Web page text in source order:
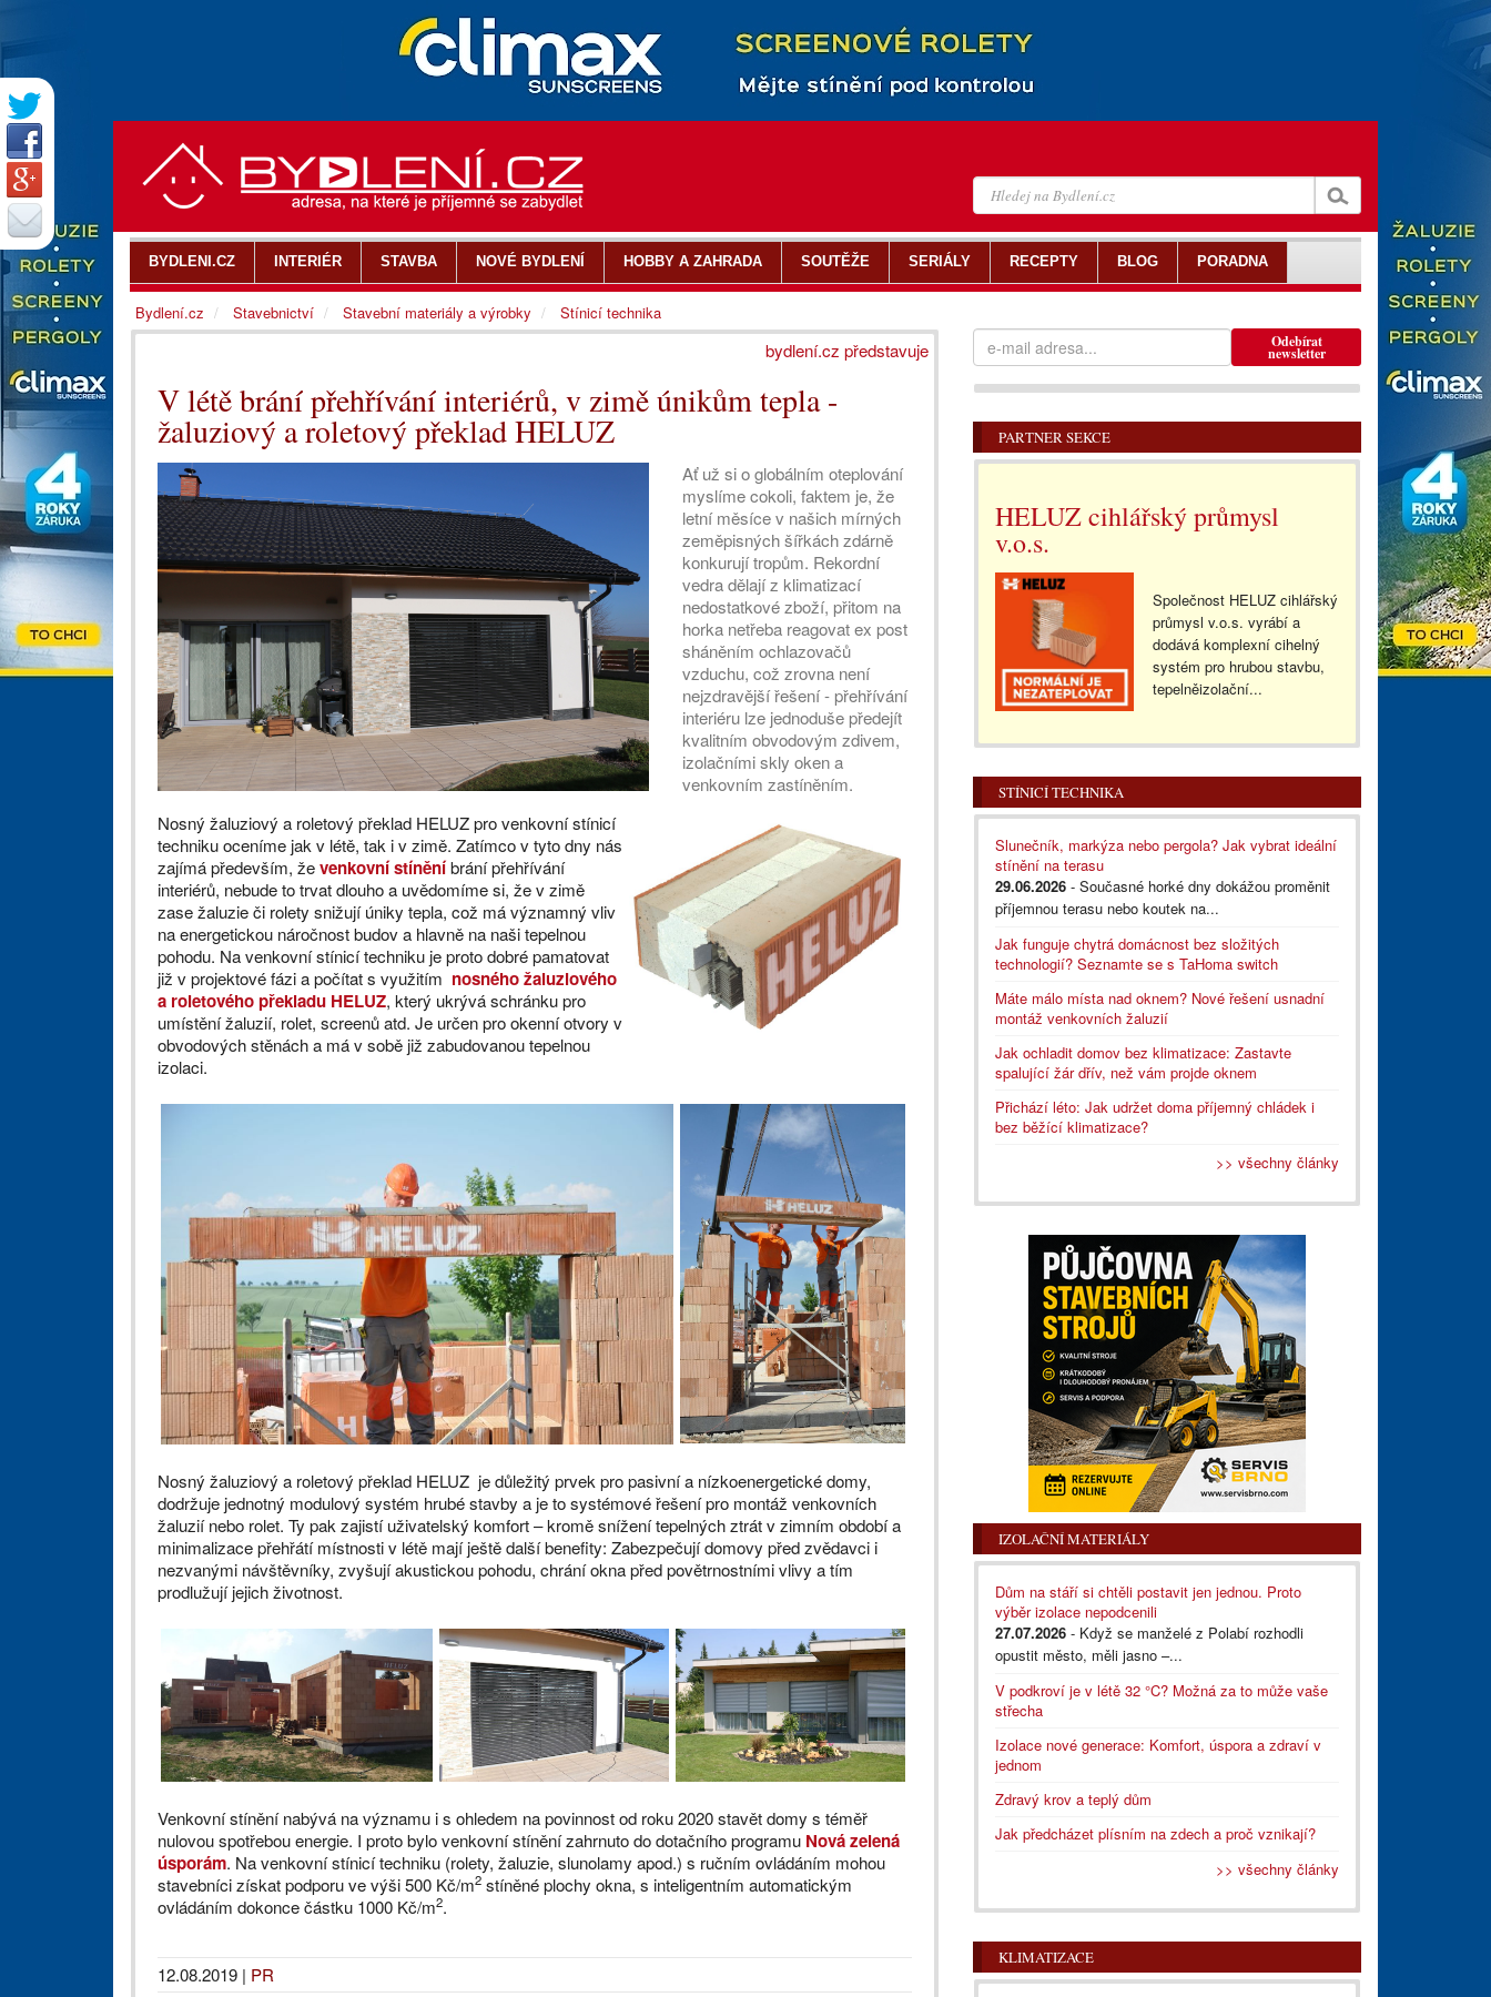
bydlení.cz představuje
V létě brání přehřívání interiérů, v zimě únikům tepla -
žaluziový a roletový překlad HELUZ
Ať už si o globálním oteplování
myslíme cokoli, faktem je, že
letní měsíce v našich mírných
zeměpisných šířkách zdárně
konkurují tropům. Rekordní
vedra dělají z klimatizací
nedostatkové zboží, přitom na
horka netřeba reagovat ex post
sháněním ochlazovačů
vzduchu, což zrovna není
nejzdravější řešení - přehřívání
interiéru lze jednoduše předejít
kvalitním obvodovým zdivem,
izolačními skly oken a
venkovním zastíněním.
Nosný žaluziový a roletový překlad HELUZ pro venkovní stínicí
techniku oceníme jak v létě, tak i v zimě. Zatímco v tyto dny nás
zajímá především, ževenkovní stíněníbrání přehřívání
interiérů, nebude to trvat dlouho a uvědomíme si, že v zimě
zase žaluzie či rolety snižují úniky tepla, což má významný vliv
na energetickou náročnost budov a hlavně na naši tepelnou
pohodu. Na venkovní stínicí techniku je proto dobré pamatovat
již v projektové fázi a počítat s využitím nosného žaluziového
a roletového překladu HELUZ, který ukrývá schránku pro
umístění žaluzií, rolet, screenů atd. Je určen pro okenní otvory v
obvodových stěnách a má v sobě již zabudovanou tepelnou
izolaci.
Nosný žaluziový a roletový překlad HELUZ je důležitý prvek pro pasivní a nízkoenergetické domy,
dodržuje jednotný modulový systém hrubé stavby a je to systémové řešení pro montáž venkovních
žaluzií nebo rolet. Ty pak zajistí uživatelský komfort – kromě snížení tepelných ztrát v zimním období a
minimalizace přehřátí místnosti v létě mají ještě další benefity: Zabezpečují domovy před zvědavci i
nezvanými návštěvníky, zvyšují akustickou pohodu, chrání okna před povětrnostními vlivy a tím
prodlužují jejich životnost.
Venkovní stínění nabývá na významu i s ohledem na povinnost od roku 2020 stavět domy s téměř
nulovou spotřebou energie. I proto bylo venkovní stínění zahrnuto do dotačního programu Nová zelená
úsporám. Na venkovní stínicí techniku (rolety, žaluzie, slunolamy apod.) s ručním ovládáním mohou
stavebníci získat podporu ve výši 500 Kč/m2 stíněné plochy okna, s inteligentním automatickým
ovládáním dokonce částku 1000 Kč/m2.
12.08.2019 | PR
Odebírat
newsletter
PARTNER SEKCE
HELUZ cihlářský průmysl
v.o.s.
Společnost HELUZ cihlářský
průmysl v.o.s. vyrábí a
dodává komplexní cihelný
systém pro hrubou stavbu,
tepelněizolační...
STÍNICÍ TECHNIKA
Slunečník, markýza nebo pergola? Jak vybrat ideální
stínění na terasu
29.06.2026 - Současné horké dny dokážou proměnit
příjemnou terasu nebo koutek na...
Jak funguje chytrá domácnost bez složitých
technologií? Seznamte se s TaHoma switch
Máte málo místa nad oknem? Nové řešení usnadní
montáž venkovních žaluzií
Jak ochladit domov bez klimatizace: Zastavte
spalující žár dřív, než vám projde oknem
Přichází léto: Jak udržet doma příjemný chládek i
bez běžící klimatizace?
>> všechny články
IZOLAČNÍ MATERIÁLY
Dům na stáří si chtěli postavit jen jednou. Proto
výběr izolace nepodcenili
27.07.2026 - Když se manželé z Polabí rozhodli
opustit město, měli jasno –...
V podkroví je v létě 32 °C? Možná za to může vaše
střecha
Izolace nové generace: Komfort, úspora a zdraví v
jednom
Zdravý krov a teplý dům
Jak předcházet plísním na zdech a proč vznikají?
>> všechny články
KLIMATIZACE
BYDLENI.CZ INTERIÉR STAVBA NOVÉ BYDLENÍ HOBBY A ZAHRADA SOUTĚŽE SERIÁLY RECEPTY BLOG PORADNA
Bydlení.cz Stavebnictví Stavební materiály a výrobky Stínicí technika